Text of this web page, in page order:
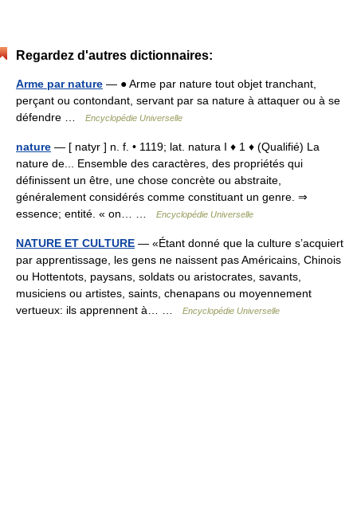
Regardez d'autres dictionnaires:
Arme par nature — ● Arme par nature tout objet tranchant,
perçant ou contondant, servant par sa nature à attaquer ou à se
défendre …
Encyclopédie Universelle
nature — [ natyr ] n. f. • 1119; lat. natura I ♦ 1 ♦ (Qualifié) La
nature de... Ensemble des caractères, des propriétés qui
définissent un être, une chose concrète ou abstraite,
généralement considérés comme constituant un genre. ⇒
essence; entité. « on… …
Encyclopédie Universelle
NATURE ET CULTURE — «Étant donné que la culture s’acquiert
par apprentissage, les gens ne naissent pas Américains, Chinois
ou Hottentots, paysans, soldats ou aristocrates, savants,
musiciens ou artistes, saints, chenapans ou moyennement
vertueux: ils apprennent à… …
Encyclopédie Universelle